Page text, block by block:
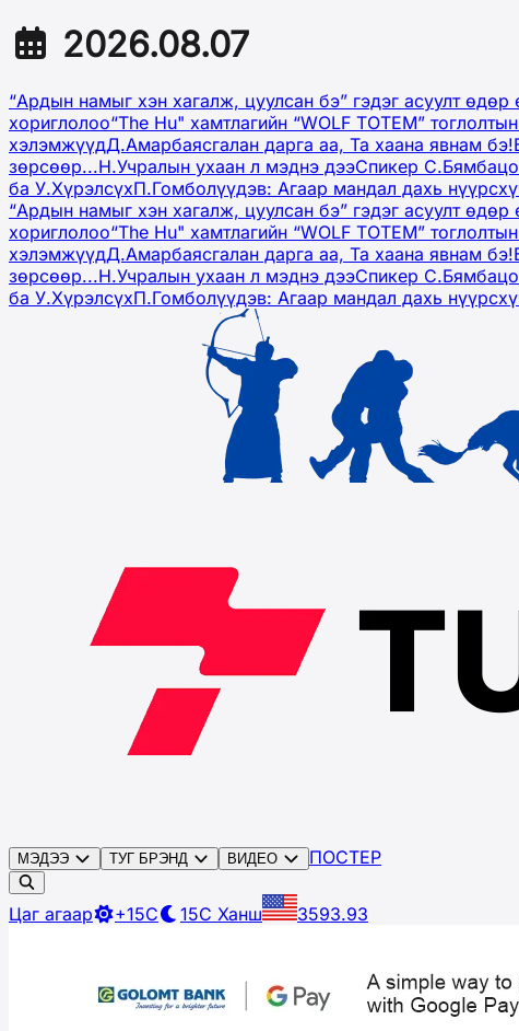
2026.08.07
“Ардын намыг хэн хагалж, цуулсан бэ” гэдэг асуулт
хориглолоо“The Hu" хамтлагийн “WOLF TOTEM”
хэлэмжүүдД.Амарбаясгалан дарга аа, Та хаана явнам бэ!
зөрсөөр...Н.Учралын ухаан л мэднэ дээСпикер
ба У.ХүрэлсүхП.Гомболүүдэв: Агаар мандал дахь
“Ардын намыг хэн хагалж, цуулсан бэ” гэдэг асуулт
хориглолоо“The Hu" хамтлагийн “WOLF TOTEM”
хэлэмжүүдД.Амарбаясгалан дарга аа, Та хаана явнам бэ!
зөрсөөр...Н.Учралын ухаан л мэднэ дээСпикер
ба У.ХүрэлсүхП.Гомболүүдэв: Агаар мандал дахь
МЭДЭЭ ТУГ БРЭНД ВИДЕО ПОСТЕР
Цаг агаар +15C 15C Ханш 3593.93